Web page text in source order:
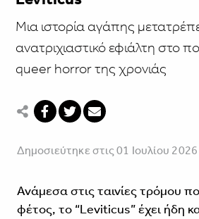
Μια ιστορία αγάπης
ανατριχιαστικό εφιάλτη στο
queer horror της χρονιάς
Δημοσιεύτηκε στις 01 Ιουλίου 2026
Ανάμεσα στις ταινίες τρόμου
φέτος, το “Leviticus” έχει ήδη